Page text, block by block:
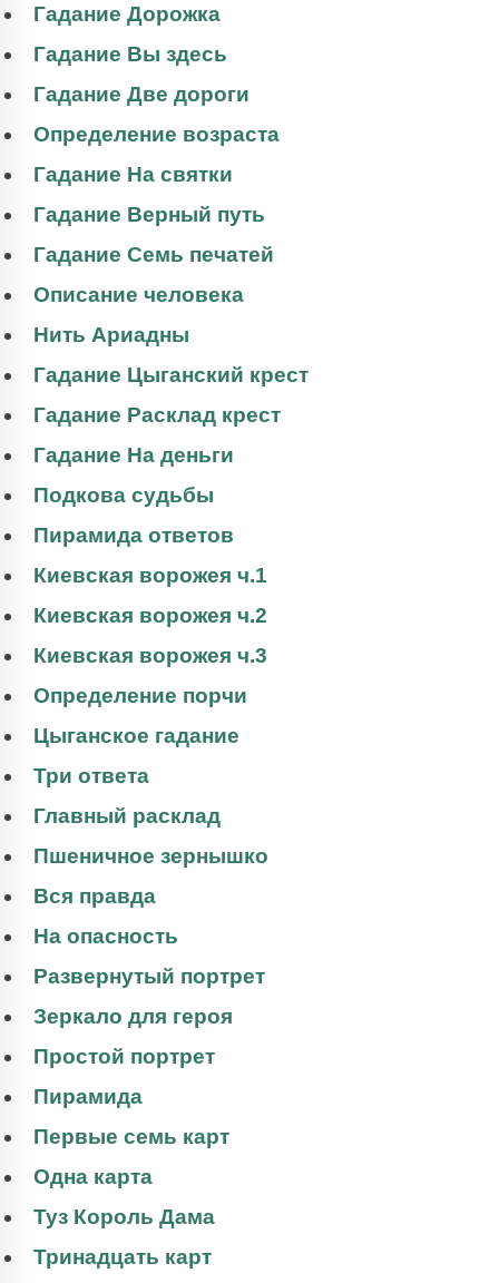
Гадание Дорожка
Гадание Вы здесь
Гадание Две дороги
Определение возраста
Гадание На святки
Гадание Верный путь
Гадание Семь печатей
Описание человека
Нить Ариадны
Гадание Цыганский крест
Гадание Расклад крест
Гадание На деньги
Подкова судьбы
Пирамида ответов
Киевская ворожея ч.1
Киевская ворожея ч.2
Киевская ворожея ч.3
Определение порчи
Цыганское гадание
Три ответа
Главный расклад
Пшеничное зернышко
Вся правда
На опасность
Развернутый портрет
Зеркало для героя
Простой портрет
Пирамида
Первые семь карт
Одна карта
Туз Король Дама
Тринадцать карт